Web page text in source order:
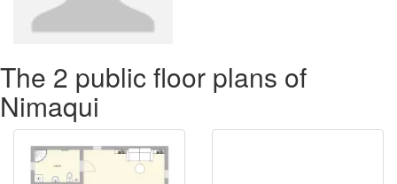
The 2 public floor plans of
Nimaqui